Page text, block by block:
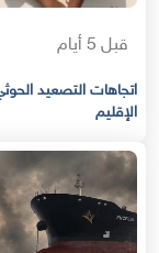
قبل 5 أيام
اتجاهات التصعيد
الإقليم